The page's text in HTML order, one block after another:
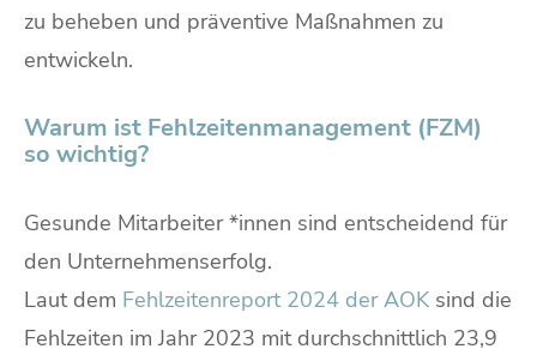
zu beheben und präventive Maßnahmen zu
entwickeln.
Warum ist Fehlzeitenmanagement (FZM)
so wichtig?
Gesunde Mitarbeiter *innen sind entscheidend für
den Unternehmenserfolg.
Laut dem Fehlzeitenreport 2024 der AOK sind die
Fehlzeiten im Jahr 2023 mit durchschnittlich 23,9